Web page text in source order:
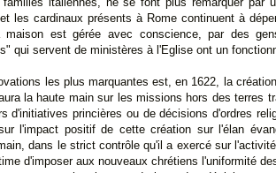
les cardinaux présents à Rome continuent à
maison est gérée avec conscience, par des
qui servent de ministères à l'Eglise ont un
les plus marquantes est, en 1622, la
la haute main sur les missions hors des terres
d'initiatives princières ou de décisions d'ordres
l'impact positif de cette création sur l'élan
dans le strict contrôle qu'il a exercé sur
d'imposer aux nouveaux chrétiens l'uniformité